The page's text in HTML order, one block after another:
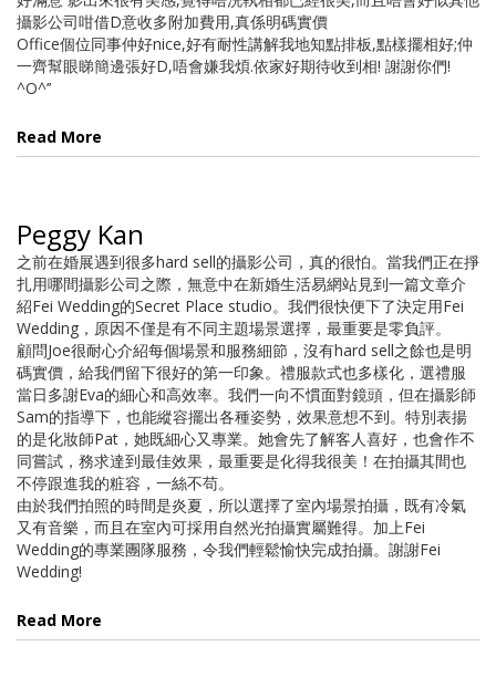
攝影公司咁借D意收多附加費用,真係明碼實價
Office個位同事仲好nice,好有耐性講解我地知點排板,點樣擺相好;仲
一齊幫眼睇簡邊張好D,唔會嫌我煩.依家好期待收到相! 謝謝你們!
^O^’’
Read More
Peggy Kan
之前在婚展遇到很多hard sell的攝影公司，真的很怕。當我們正在掙
扎用哪間攝影公司之際，無意中在新婚生活易網站見到一篇文章介
紹Fei Wedding的Secret Place studio。我們很快便下了決定用Fei
Wedding，原因不僅是有不同主題場景選擇，最重要是零負評。
顧問Joe很耐心介紹每個場景和服務細節，沒有hard sell之餘也是明
碼實價，給我們留下很好的第一印象。禮服款式也多樣化，選禮服
當日多謝Eva的細心和高效率。我們一向不慣面對鏡頭，但在攝影師
Sam的指導下，也能縱容擺出各種姿勢，效果意想不到。特別表揚
的是化妝師Pat，她既細心又專業。她會先了解客人喜好，也會作不
同嘗試，務求達到最佳效果，最重要是化得我很美！在拍攝其間也
不停跟進我的粧容，一絲不苟。
由於我們拍照的時間是炎夏，所以選擇了室內場景拍攝，既有冷氣
又有音樂，而且在室內可採用自然光拍攝實屬難得。加上Fei
Wedding的專業團隊服務，令我們輕鬆愉快完成拍攝。謝謝Fei
Wedding!
Read More